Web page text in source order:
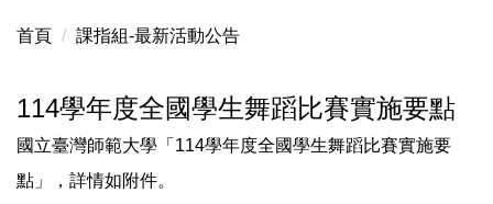
首頁 課指組-最新活動公告
114學年度全國學生舞蹈比賽實施要點
國立臺灣師範大學「114學年度全國學生舞蹈比賽實施要
點」，詳情如附件。